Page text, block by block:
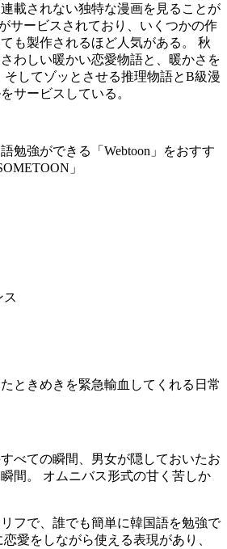
載されない独特な漫画を見ることが
サービスされており、いくつかの作
も製作されるほど人気がある。 秋
わしい暖かい恋愛物語と、暖かさを
してゾッとさせる推理物語とB級漫
サービスしている。
ス
ときめきを緊急輸血してくれる日常
べての瞬間、男女が隠しておいたお
間。 オムニバス形式の甘く苦しか
フで、誰でも簡単に韓国語を勉強で
愛をしながら使える表現があり、